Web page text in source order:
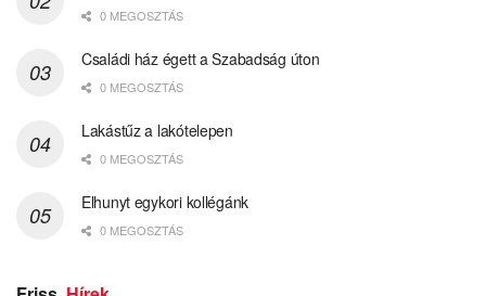
0 MEGOSZTÁS
Családi ház égett a Szabadság úton
0 MEGOSZTÁS
Lakástűz a lakótelepen
0 MEGOSZTÁS
Elhunyt egykori kollégánk
0 MEGOSZTÁS